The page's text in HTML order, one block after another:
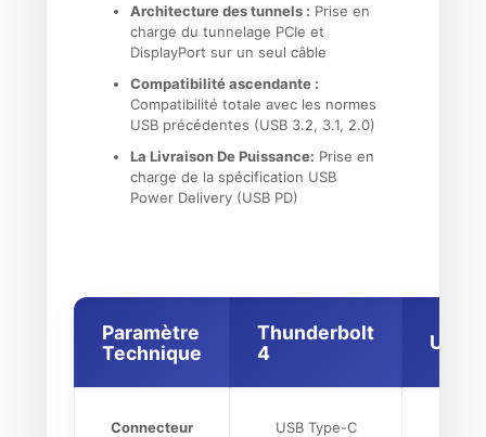
Architecture des tunnels : Prise en
charge du tunnelage PCIe et
DisplayPort sur un seul câble
Compatibilité ascendante :
Compatibilité totale avec les normes
USB précédentes (USB 3.2, 3.1, 2.0)
La Livraison De Puissance: Prise en
charge de la spécification USB
Power Delivery (USB PD)
Paramètre
Technique
Thunderbolt
4
USB4
Connecteur
USB Type-C